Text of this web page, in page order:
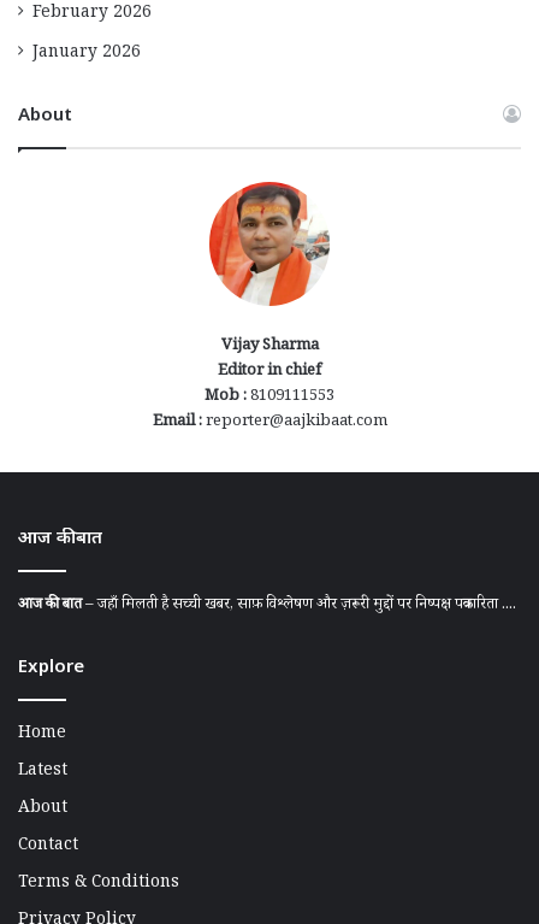
February 2026
January 2026
About
Vijay Sharma
Editor in chief
Mob :8109111553
Email :reporter@aajkibaat.com
आज की बात
आज की बात– जहाँ मिलती है सच्ची खबर, साफ़ विश्लेषण और ज़रूरी मुद्दों पर निष्पक्ष पत्रकारिता ....
Explore
Home
Latest
About
Contact
Terms & Conditions